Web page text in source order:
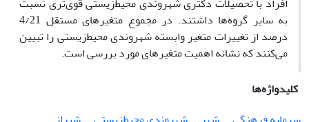
به سایر گروه‌ها داشتند. در مجموع متغیرهای مستقل 4/21
درصد از تغییرات متغیر وابسته شهروندی محیط‌زیستی را تبیین
می‌کنند که نشانه اهمیت متغیرهای مورد بررسی است.
کلیدواژه‌ها